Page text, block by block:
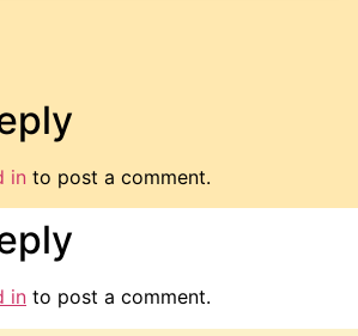
in to post a comment.
in to post a comment.